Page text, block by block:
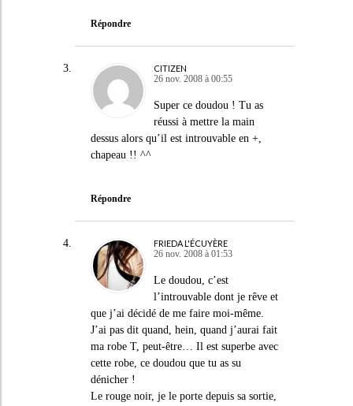
Répondre
CITIZEN
26 nov. 2008 à 00:55
Super ce doudou ! Tu as
réussi à mettre la main
dessus alors qu’il est introuvable en +,
chapeau !! ^^
Répondre
FRIEDA L'ÉCUYÈRE
26 nov. 2008 à 01:53
Le doudou, c’est
l’introuvable dont je rêve et
que j’ai décidé de me faire moi-même.
J’ai pas dit quand, hein, quand j’aurai fait
ma robe T, peut-être… Il est superbe avec
cette robe, ce doudou que tu as su
dénicher !
Le rouge noir, je le porte depuis sa sortie,